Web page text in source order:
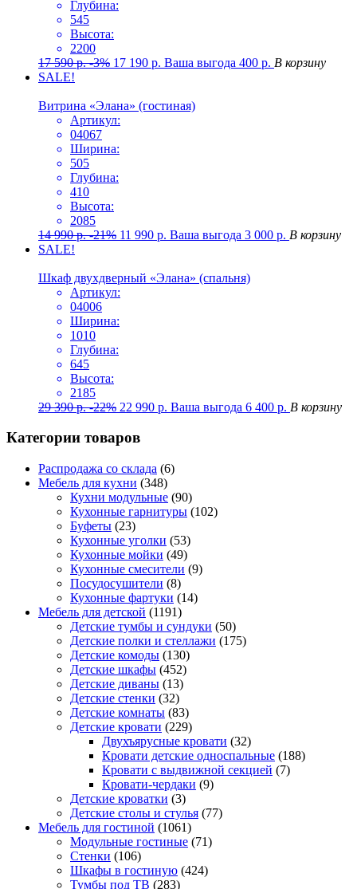
Глубина:
545
Высота:
2200
17 590р. -3% 17 190 р. Ваша выгода 400 р. В корзину
SALE!
Витрина «Элана» (гостиная)
Артикул:
04067
Ширина:
505
Глубина:
410
Высота:
2085
14 990р. -21% 11 990 р. Ваша выгода 3 000 р. В корзину
SALE!
Шкаф двухдверный «Элана» (спальня)
Артикул:
04006
Ширина:
1010
Глубина:
645
Высота:
2185
29 390р. -22% 22 990 р. Ваша выгода 6 400 р. В корзину
Категории товаров
Распродажа со склада (6)
Мебель для кухни (348)
Кухни модульные (90)
Кухонные гарнитуры (102)
Буфеты (23)
Кухонные уголки (53)
Кухонные мойки (49)
Кухонные смесители (9)
Посудосушители (8)
Кухонные фартуки (14)
Мебель для детской (1191)
Детские тумбы и сундуки (50)
Детские полки и стеллажи (175)
Детские комоды (130)
Детские шкафы (452)
Детские диваны (13)
Детские стенки (32)
Детские комнаты (83)
Детские кровати (229)
Двухъярусные кровати (32)
Кровати детские односпальные (188)
Кровати с выдвижной секцией (7)
Кровати-чердаки (9)
Детские кроватки (3)
Детские столы и стулья (77)
Мебель для гостиной (1061)
Модульные гостиные (71)
Стенки (106)
Шкафы в гостиную (424)
Тумбы под ТВ (283)